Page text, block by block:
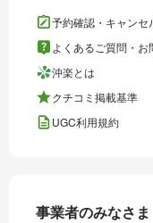
予約確認・キャンセ
よくあるご質問・お
沖楽とは
クチコミ掲載基準
UGC利用規約
事業者のみなさま